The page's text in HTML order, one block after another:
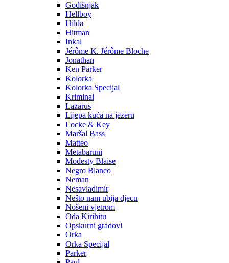
Godišnjak
Hellboy
Hilda
Hitman
Inkal
Jérôme K. Jérôme Bloche
Jonathan
Ken Parker
Kolorka
Kolorka Specijal
Kriminal
Lazarus
Lijepa kuća na jezeru
Locke & Key
Maršal Bass
Matteo
Metabaruni
Modesty Blaise
Negro Blanco
Neman
Nesavladimir
Nešto nam ubija djecu
Nošeni vjetrom
Oda Kirihitu
Opskurni gradovi
Orka
Orka Specijal
Parker